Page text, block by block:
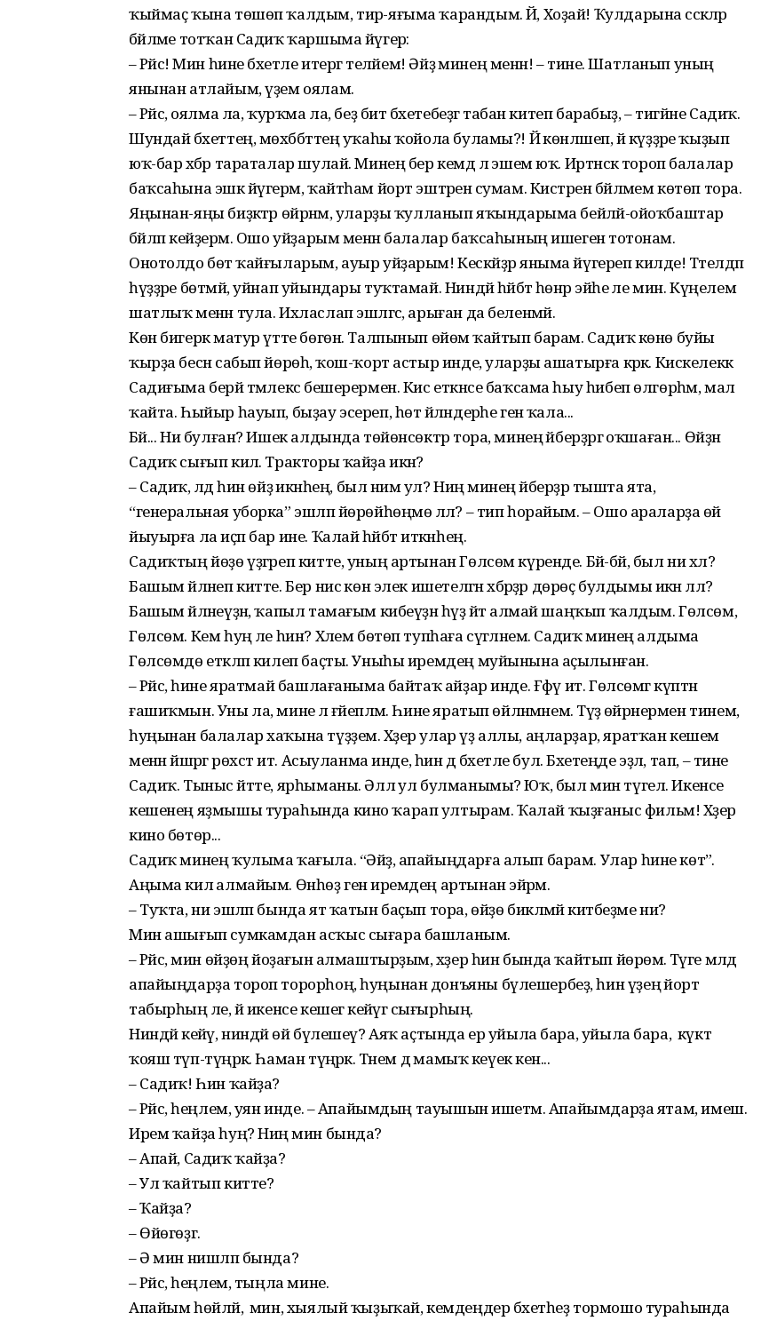
ҡыймаҫ ҡына төшөп ҡалдым, тирә-яғыма ҡарандым. Йә, Хоҙай! Ҡулдарына сәскәләр
бәйләме тотҡан Садиҡ ҡаршыма йүгерә:
– Рәйсә! Мин һине бәхетле итергә теләйем! Әйҙә минең менән! – тине. Шатланып уның
янынан атлайым, үҙем оялам.
– Рәйсә, оялма ла, ҡурҡма ла, беҙ бит бәхетебеҙгә табан китеп барабыҙ, – тигәйне Садиҡ.
Шундай бәхеттең, мөхәббәттең уҡаһы ҡойола буламы?! Йә көнләшеп, йә күҙҙәре ҡыҙып
юҡ-бар хәбәр тараталар шулай. Минең бер кемдә лә эшем юҡ. Иртәнсәк тороп балалар
баҡсаһына эшкә йүгерәм, ҡайтһам йорт эштәренә сумам. Кистәрен бәйләмем көтөп тора.
Яңынан-яңы биҙәктәр өйрәнәм, уларҙы ҡулланып яҡындарыма бейәләй-ойоҡбаштар
бәйләп кейҙерәм. Ошо уйҙарым менән балалар баҡсаһының ишегенә тотонам.
Онотолдо бөтә ҡайғыларым, ауыр уйҙарым! Кескәйҙәр яныма йүгереп килде! Тәтелдәп
һүҙҙәре бөтмәй, уйнап уйындары туҡтамай. Ниндәй һәйбәт һөнәр эйәһе әле мин. Күңелем
шатлыҡ менән тула. Ихласлап эшләгәс, арыған да беленмәй.
Көн бигерәк матур үтте бөгөн. Талпынып өйөмә ҡайтып барам. Садиҡ көнө буйы
ҡырҙа бесән сабып йөрөһә, ҡош-ҡорт астыр инде, уларҙы ашатырға кәрәк. Кискелеккә
Садиғыма берәй тәмлекәс бешерермен. Кис еткәнсе баҡсама һыу һибеп өлгөрһәм, мал
ҡайта. Һыйыр һауып, быҙау эсереп, һөт әйләндерәһе генә ҡала...
Бәй... Ни булған? Ишек алдында төйөнсөктәр тора, минең әйберҙәргә оҡшаған... Өйҙән
Садиҡ сығып килә. Тракторы ҡайҙа икән?
– Садиҡ, әлдә һин өйҙә икәнһең, был нимә ул? Ниңә минең әйберҙәр тышта ята,
“генеральная уборка” эшләп йөрөйһөңмө әллә? – тип һорайым. – Ошо араларҙа өй
йыуырға ла иҫәп бар ине. Ҡалай һәйбәт иткәнһең.
Садиҡтың йөҙө үҙгәреп китте, уның артынан Гөлсөм күренде. Бәй-бәй, был ни хәл?
Башым әйләнеп китте. Бер нисә көн элек ишетелгән хәбәрҙәр дөрөҫ булдымы икән әллә?
Башым әйләнеүҙән, ҡапыл тамағым кибеүҙән һүҙ әйтә алмай шаңҡып ҡалдым. Гөлсөм,
Гөлсөм. Кем һуң әле һин? Хәлем бөтөп тупһаға сүгәләнем. Садиҡ минең алдыма
Гөлсөмдө етәкләп килеп баҫты. Уныһы иремдең муйынына аҫылынған.
– Рәйсә, һине яратмай башлағаныма байтаҡ айҙар инде. Ғәфү ит. Гөлсөмгә күптән
ғашиҡмын. Уны ла, мине лә ғәйепләмә. Һине яратып өйләнмәнем. Тәүҙә өйрәнермен тинем,
һуңынан балалар хаҡына түҙҙем. Хәҙер улар үҙ аллы, аңларҙар, яратҡан кешем
менән йәшәргә рөхсәт ит. Асыуланма инде, һин дә бәхетле бул. Бәхетеңде эҙлә, тап, – тине
Садиҡ. Тыныс әйтте, ярһыманы. Әллә ул булманымы? Юҡ, был мин түгел. Икенсе
кешенең яҙмышы тураһында кино ҡарап ултырам. Ҡалай ҡыҙғаныс фильм! Хәҙер
кино бөтөр...
Садиҡ минең ҡулыма ҡағыла. “Әйҙә, апайыңдарға алып барам. Улар һине көтә”.
Аңыма килә алмайым. Өнһөҙ генә иремдең артынан эйәрәм.
– Туҡта, ни эшләп бында ят ҡатын баҫып тора, өйҙө бикләмәй китәбеҙме ни?
Мин ашығып сумкамдан асҡыс сығара башланым.
– Рәйсә, мин өйҙөң йоҙағын алмаштырҙым, хәҙер һин бында ҡайтып йөрөмә. Тәүге мәлдә
апайыңдарҙа тороп торорһоң, һуңынан донъяны бүлешербеҙ, һин үҙеңә йорт
табырһың әле, йә икенсе кешегә кейәүгә сығырһың.
Ниндәй кейәү, ниндәй өй бүлешеү? Аяҡ аҫтында ер уйыла бара, уйыла бара, ә күктә
ҡояш түп-түңәрәк. Һаман түңәрәк. Тәнем дә мамыҡ кеүек кенә...
– Садиҡ! Һин ҡайҙа?
– Рәйсә, һеңлем, уян инде. – Апайымдың тауышын ишетәм. Апайымдарҙа ятам, имеш.
Ирем ҡайҙа һуң? Ниңә мин бында?
– Апай, Садиҡ ҡайҙа?
– Ул ҡайтып китте?
– Ҡайҙа?
– Өйөгөҙгә.
– Ә мин нишләп бында?
– Рәйсә, һеңлем, тыңла мине.
Апайым һөйләй, ә мин, хыялый ҡыҙыҡай, кемдеңдер бәхетһеҙ тормошо тураһында